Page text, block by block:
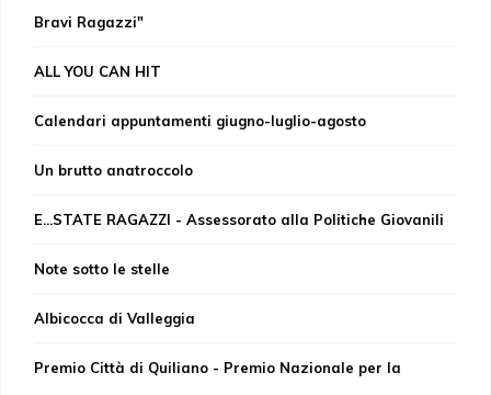
Bravi Ragazzi"
ALL YOU CAN HIT
Calendari appuntamenti giugno-luglio-agosto
Un brutto anatroccolo
E...STATE RAGAZZI - Assessorato alla Politiche Giovanili
Note sotto le stelle
Albicocca di Valleggia
Premio Città di Quiliano - Premio Nazionale per la